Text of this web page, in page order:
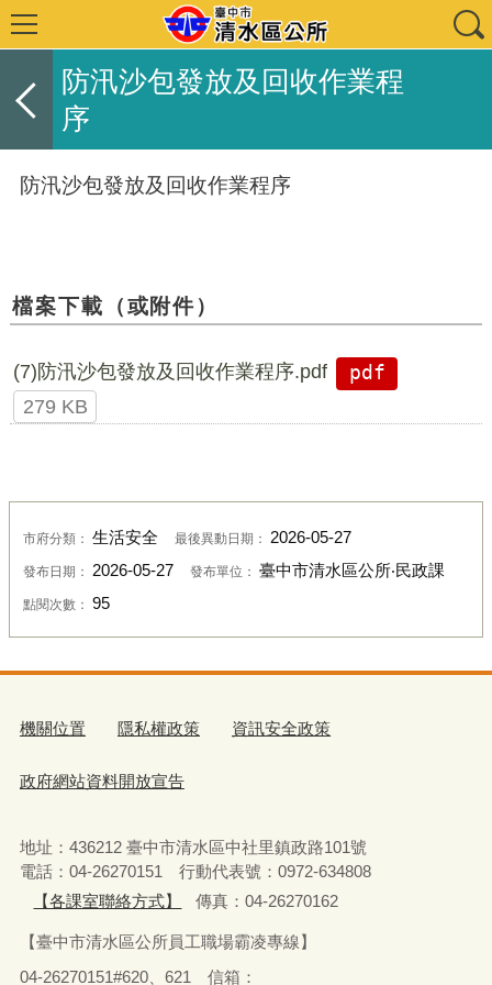
防汛沙包發放及回收作業程
序
防汛沙包發放及回收作業程序
檔案下載（或附件）
(7)防汛沙包發放及回收作業程序.pdf
pdf
279 KB
市府分類： 生活安全 最後異動日期： 2026-05-27
發布日期： 2026-05-27 發布單位： 臺中市清水區公所‧民政課
點閱次數： 95
機關位置 隱私權政策 資訊安全政策
政府網站資料開放宣告
地址：436212 臺中市清水區中社里鎮政路101號
電話：04-26270151 行動代表號：0972-634808
【各課室聯絡方式】
傳真：04-26270162
【臺中市清水區公所員工職場霸凌專線】
04-26270151#620、621 信箱：